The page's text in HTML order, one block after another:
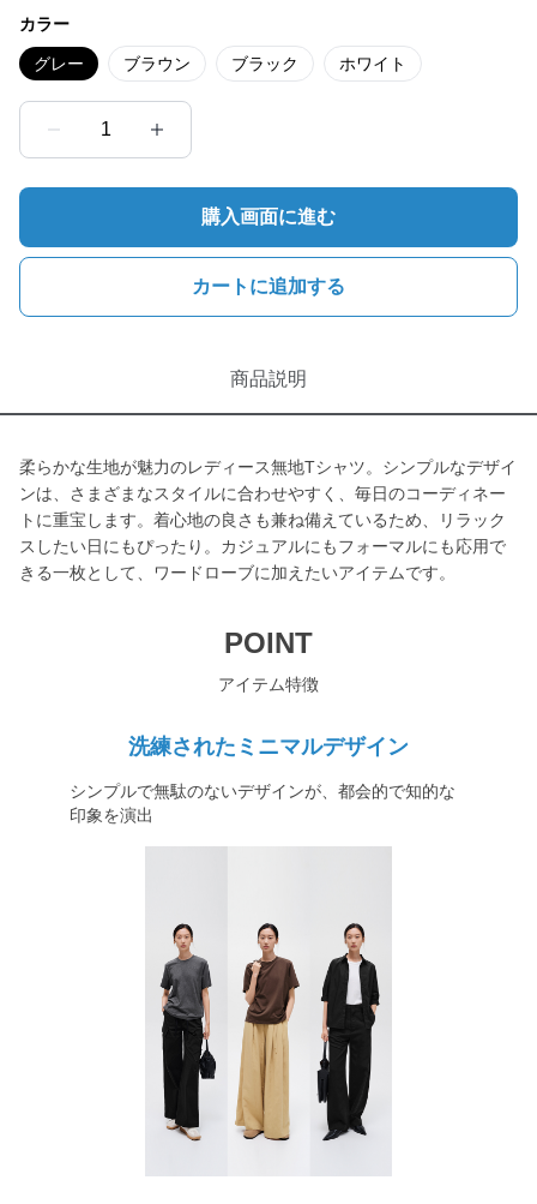
カラー
グレー ブラウン ブラック ホワイト
1
購入画面に進む
カートに追加する
商品説明
柔らかな生地が魅力のレディース無地Tシャツ。シンプルなデザイ
ンは、さまざまなスタイルに合わせやすく、毎日のコーディネー
トに重宝します。着心地の良さも兼ね備えているため、リラック
スしたい日にもぴったり。カジュアルにもフォーマルにも応用で
きる一枚として、ワードローブに加えたいアイテムです。
POINT
アイテム特徴
洗練されたミニマルデザイン
シンプルで無駄のないデザインが、都会的で知的な
印象を演出